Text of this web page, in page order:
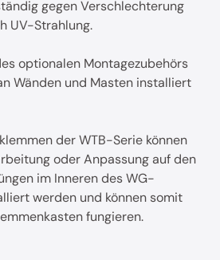
gegen Verschlechterung
UV-Strahlung.
optionalen Montagezubehörs
Wänden und Masten installiert
der WTB-Serie können
oder Anpassung auf den
im Inneren des WG-
werden und können somit
fungieren.